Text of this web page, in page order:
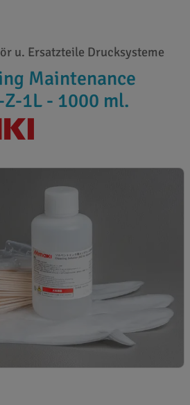
u. Ersatzteile Drucksysteme
Maintenance
1L - 1000 ml.